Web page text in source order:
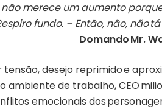
merece um aumento
fundo. – Então, não, não
Domando Mr.
desejo reprimido e
ambiente de trabalho, CEO
emocionais dos